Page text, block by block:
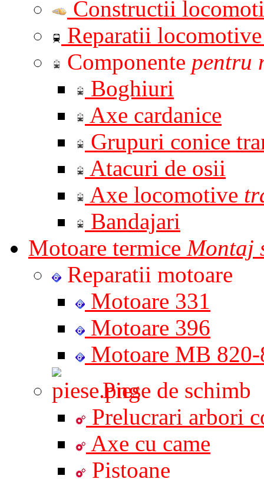
Constructii
Reparatii
Componente pentru
Boghiuri
Axe cardanice
Grupuri conice
Atacuri de osii
Axe locomotive
Bandajari
Motoare termice Montaj
Reparatii motoare
Motoare 331
Motoare 396
Motoare MB
Piese de schimb
Prelucrari arbori
Axe cu came
Pistoane